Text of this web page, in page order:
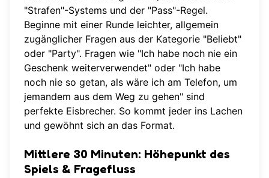
"Strafen"-Systems und der "Pass"-Regel.
Beginne mit einer Runde leichter, allgemein
zugänglicher Fragen aus der Kategorie "Beliebt"
oder "Party". Fragen wie "Ich habe noch nie ein
Geschenk weiterverwendet" oder "Ich habe
noch nie so getan, als wäre ich am Telefon, um
jemandem aus dem Weg zu gehen" sind
perfekte Eisbrecher. So kommt jeder ins Lachen
und gewöhnt sich an das Format.
Mittlere 30 Minuten: Höhepunkt des
Spiels & Fragefluss